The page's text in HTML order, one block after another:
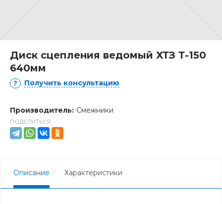
Диск сцепления ведомый ХТЗ Т-150
640мм
Получить консультацию
Производитель: Смежники
ПОДЕЛИТЬСЯ:
Описание Характеристики